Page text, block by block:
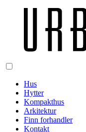
Hus
Hytter
Kompakthus
Arkitektur
Finn forhandler
Kontakt